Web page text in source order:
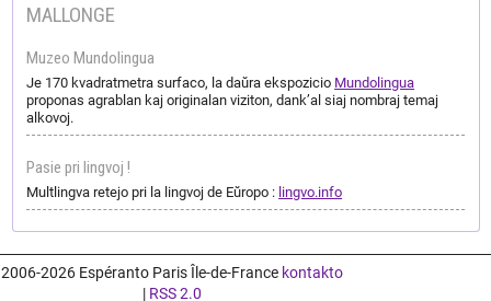
MALLONGE
Muzeo Mundolingua
Je 170 kvadratmetra surfaco, la daŭra ekspozicio Mundolingua
proponas agrablan kaj originalan viziton, dank’al siaj nombraj temaj
alkovoj.
Pasie pri lingvoj !
Multlingva retejo pri la lingvoj de Eŭropo : lingvo.info
2006-2026 Espéranto Paris Île-de-France kontakto
| RSS 2.0